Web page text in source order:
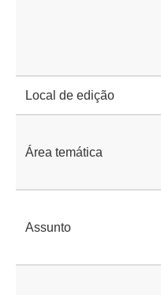
Local de edição
Área temática
Assunto